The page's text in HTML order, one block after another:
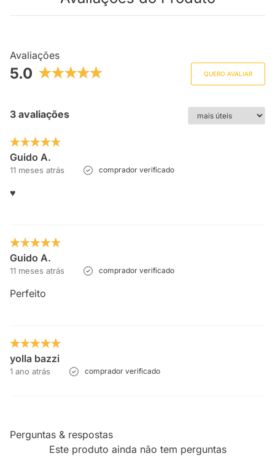
Avaliações
5.0 QUERO AVALIAR
3 avaliações
Guido A.
11 meses atrás comprador verificado
♥️
Guido A.
11 meses atrás comprador verificado
Perfeito
yolla bazzi
1 ano atrás comprador verificado
Perguntas & respostas
Este produto ainda não tem perguntas